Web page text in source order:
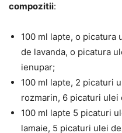
compozitii:
100 ml lapte, o picatura
de lavanda, o picatura
ienupar;
100 ml lapte, 2 picaturi
rozmarin, 6 picaturi ulei
100 ml lapte 5 picaturi
lamaie, 5 picaturi ulei